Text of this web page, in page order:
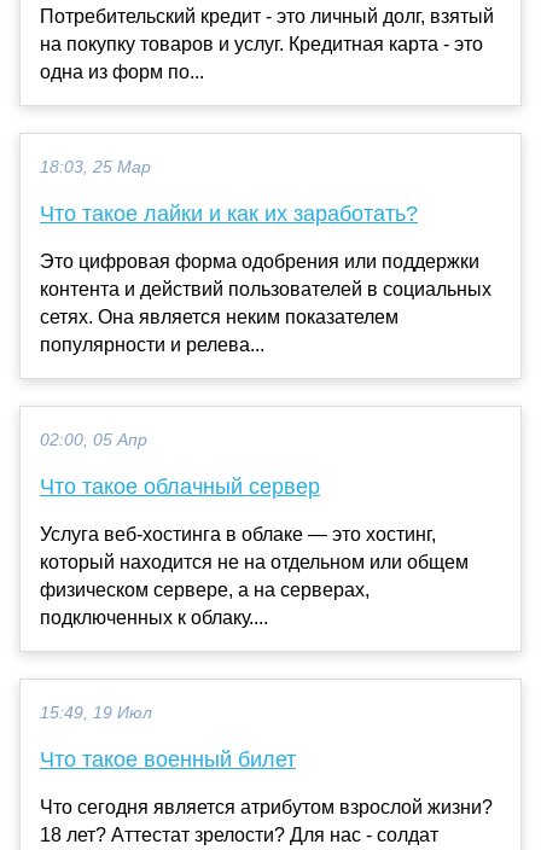
Потребительский кредит - это личный долг, взятый
на покупку товаров и услуг. Кредитная карта - это
одна из форм по...
18:03, 25 Мар
Что такое лайки и как их заработать?
Это цифровая форма одобрения или поддержки
контента и действий пользователей в социальных
сетях. Она является неким показателем
популярности и релева...
02:00, 05 Апр
Что такое облачный сервер
Услуга веб-хостинга в облаке — это хостинг,
который находится не на отдельном или общем
физическом сервере, а на серверах,
подключенных к облаку....
15:49, 19 Июл
Что такое военный билет
Что сегодня является атрибутом взрослой жизни?
18 лет? Аттестат зрелости? Для нас - солдат